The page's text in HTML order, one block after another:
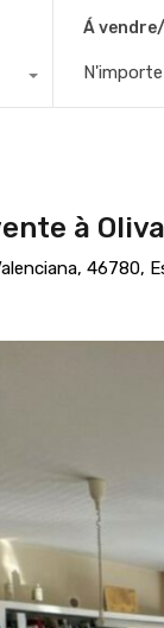
Á
à
46780,